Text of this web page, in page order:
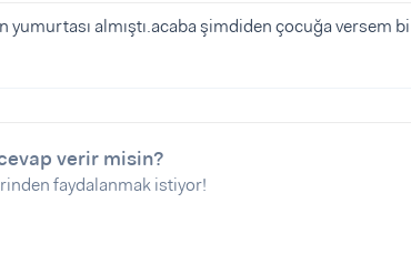
yumurtası almıştı.acaba şimdiden çocuğa versem bi
verir misin?
faydalanmak istiyor!